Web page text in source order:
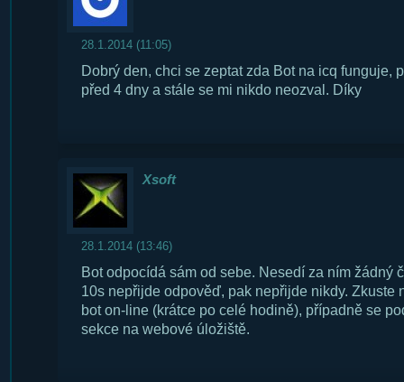
28.1.2014 (11:05)
Dobrý den, chci se zeptat zda Bot na icq funguje,
před 4 dny a stále se mi nikdo neozval. Díky
Xsoft
28.1.2014 (13:46)
Bot odpocídá sám od sebe. Nesedí za ním žádný
10s nepřijde odpověď, pak nepřijde nikdy. Zkuste
bot on-line (krátce po celé hodině), případně se
sekce na webové úložiště.